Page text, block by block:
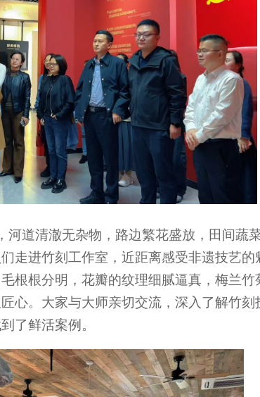
道清澈无杂物，路边繁花盛放，田间蔬
走进竹刻工作室，近距离感受非遗技艺的
根根分明，花瓣的纹理细腻逼真，梅兰竹
心。大家与大师亲切交流，深入了解竹刻
了鲜活案例。